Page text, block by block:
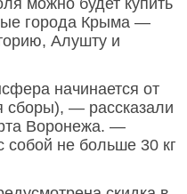
можно будет купить
города Крыма —
Алушту и
начинается от
сборы), — рассказали
Воронежа. —
собой не больше 30 кг